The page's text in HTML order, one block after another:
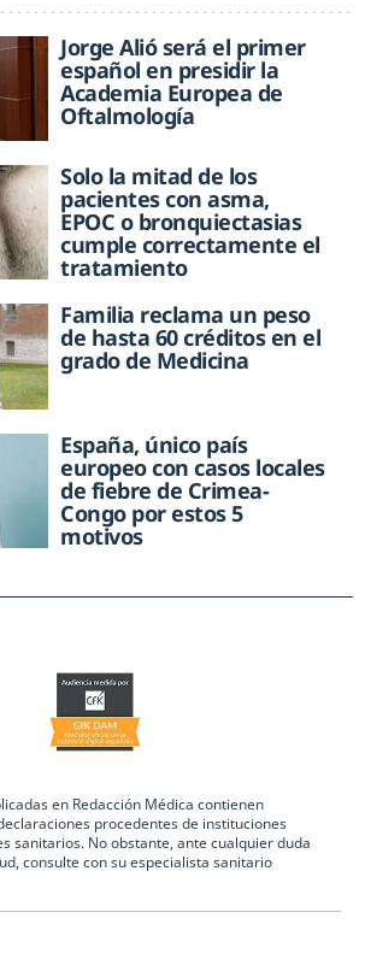
Jorge Alió será el primer
español en presidir la
Academia Europea de
Oftalmología
Solo la mitad de los
pacientes con asma,
EPOC o bronquiectasias
cumple correctamente el
tratamiento
Familia reclama un peso
de hasta 60 créditos en el
grado de Medicina
España, único país
europeo con casos locales
de fiebre de Crimea-
Congo por estos 5
motivos
en Redacción Médica contienen
procedentes de instituciones
sanitarios. No obstante, ante cualquier duda
consulte con su especialista sanitario